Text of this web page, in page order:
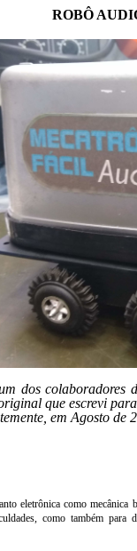
ROBÔ
dos
que escrevi
em Agosto de
eletrônica como
como também